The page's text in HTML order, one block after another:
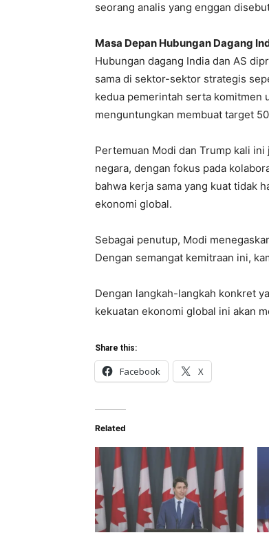
seorang analis yang enggan
Masa Depan Hubungan Dagang
Hubungan dagang India dan AS
sama di sektor-sektor strategis
kedua pemerintah serta komitmen
menguntungkan membuat target
Pertemuan Modi dan Trump kali
negara, dengan fokus pada
bahwa kerja sama yang kuat tidak
ekonomi global.
Sebagai penutup, Modi
Dengan semangat kemitraan ini,
Dengan langkah-langkah konkret
kekuatan ekonomi global ini akan
Share this:
Facebook X
Related